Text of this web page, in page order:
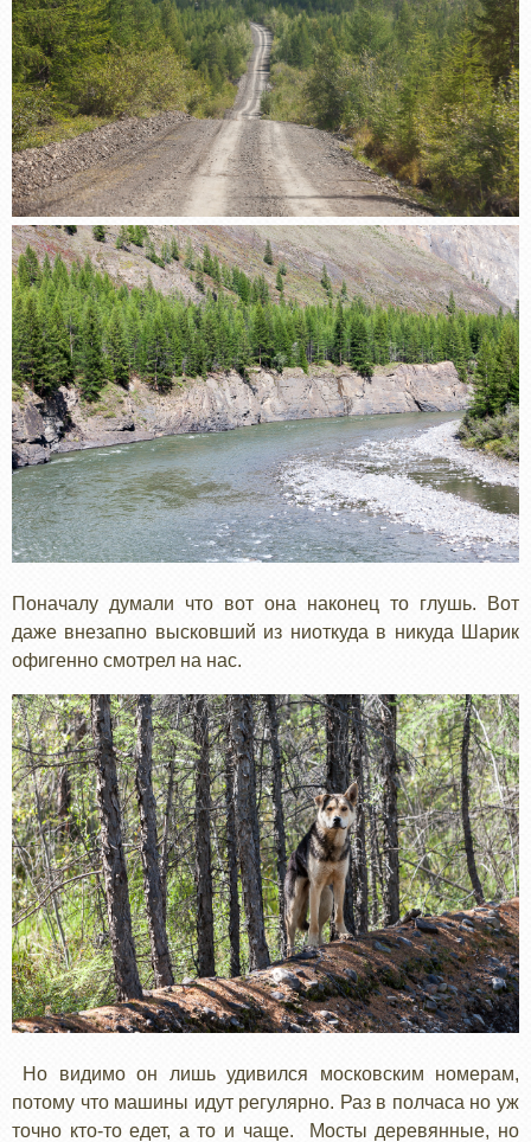
Поначалу думали что вот она наконец то глушь. Вот
даже внезапно высковший из ниоткуда в никуда Шарик
офигенно смотрел на нас.
Но видимо он лишь удивился московским номерам,
потому что машины идут регулярно. Раз в полчаса но уж
точно кто-то едет, а то и чаще. Мосты деревянные, но